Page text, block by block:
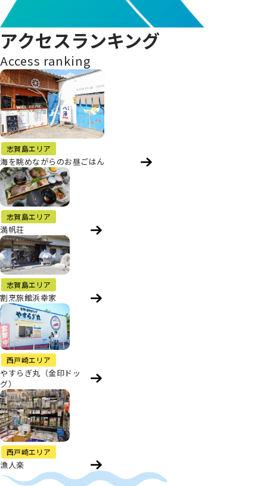
アクセスランキング
Access ranking
志賀島エリア
海を眺めながらのお昼ごはん
志賀島エリア
満帆荘
志賀島エリア
割烹旅館浜幸家
西戸崎エリア
やすらぎ丸（金印ドッ
グ）
西戸崎エリア
漁人楽